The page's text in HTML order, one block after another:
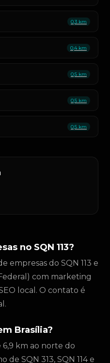
0,3 km
0,4 km
0,5 km
0,5 km
0,5 km
no SQN 113?
empresas do SQN 113 e
com marketing
local. O contato é
Brasília?
6,9 km ao norte do
de SQN 313, SQN 114 e